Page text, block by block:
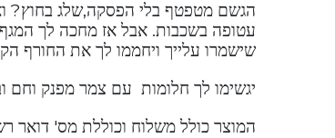
הגשם מטפטף בלי הפסקה,שלג בחוץ?
שישמרו עלייך ויחממו לך את החורף
יגשימו לך חלומות עם צמר מפנק וחם
המוצר כולל משלוח וכוללת מס' דואר